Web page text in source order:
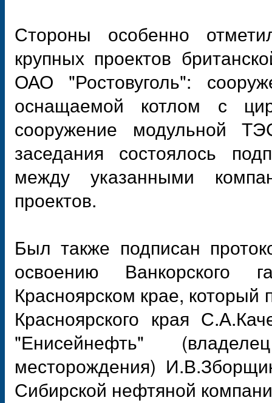
Стороны особенно
крупных проектов
ОАО "Ростовуголь":
оснащаемой котлом с
сооружение модульной
заседания состоялось
между указанными
проектов.
Был также подписан
освоению Ванкорского
Красноярском крае, который
Красноярского края
"Енисейнефть"
месторождения)
Сибирской нефтяной